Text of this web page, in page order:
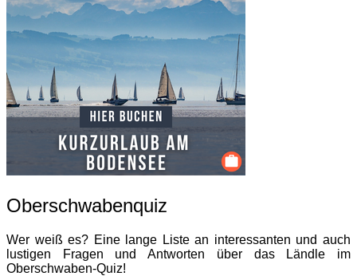
Oberschwabenquiz
Wer weiß es? Eine lange Liste an interessanten und auch
lustigen Fragen und Antworten über das Ländle im
Oberschwaben-Quiz!